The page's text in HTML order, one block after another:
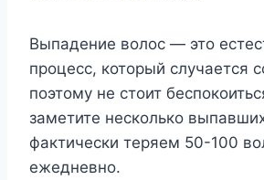
Выпадение волос — это
процесс, который случается
поэтому не стоит
заметите несколько
фактически теряем 50-100
ежедневно.